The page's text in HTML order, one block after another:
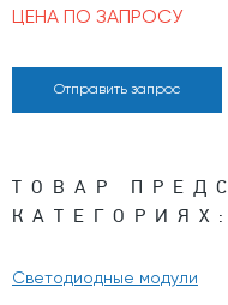
ЦЕНА ПО ЗАПРОСУ
Отправить запрос
ТОВАР
КАТЕГОРИЯХ:
Светодиодные модули